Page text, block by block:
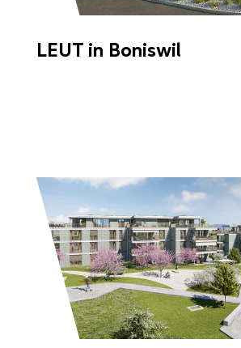
LEUT in Boniswil